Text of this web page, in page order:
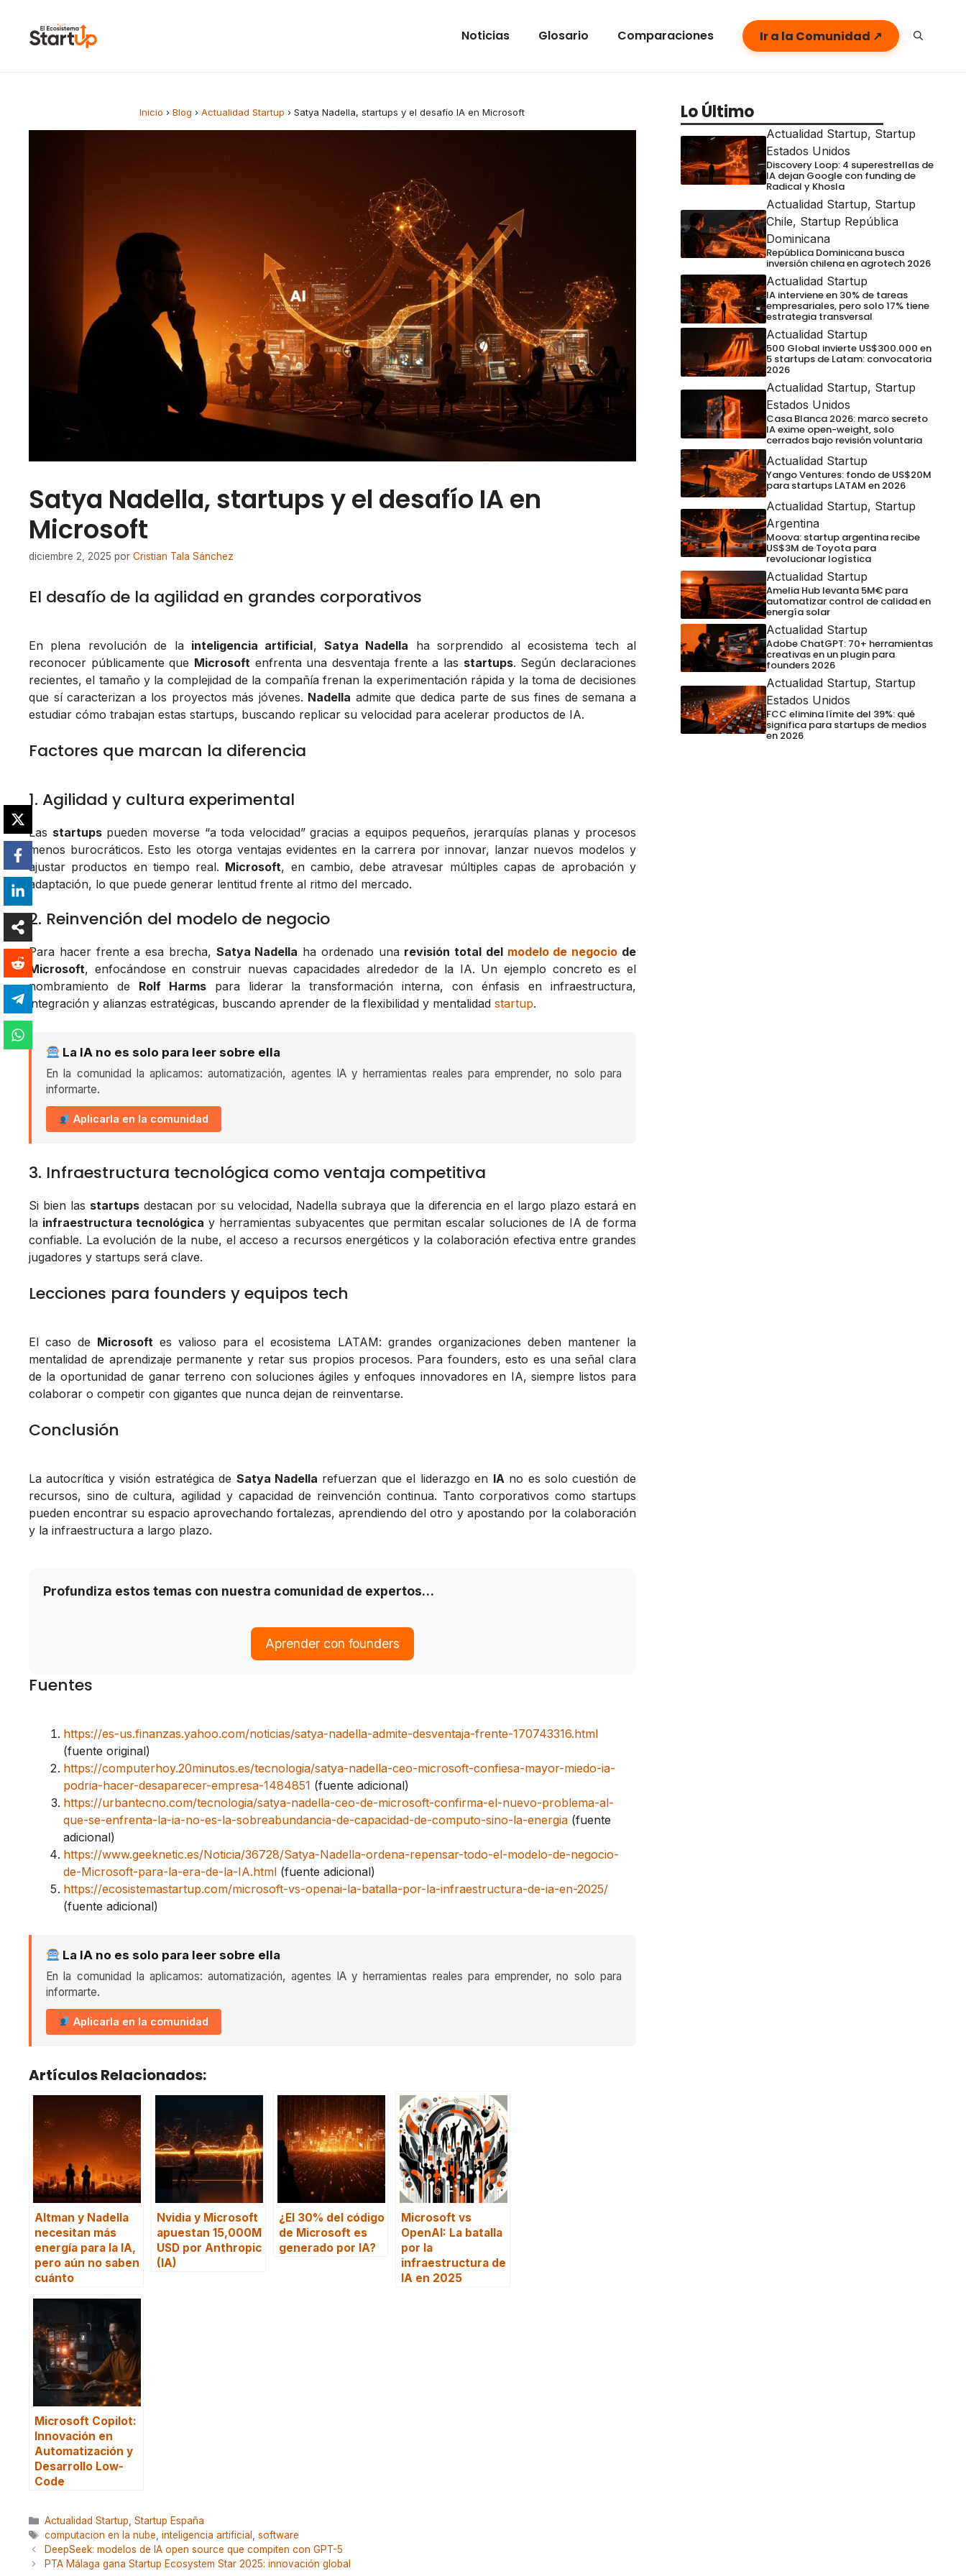
Noticias Glosario Comparaciones Ir a la Comunidad ↗
Inicio › Blog › Actualidad Startup › Satya Nadella, startups y el desafío IA en Microsoft
Satya Nadella, startups y el desafío IA en
Microsoft
diciembre 2, 2025 por Cristian Tala Sánchez
El desafío de la agilidad en grandes corporativos
En plena revolución de la inteligencia artificial, Satya Nadella ha sorprendido al ecosistema tech al
reconocer públicamente que Microsoftenfrenta una desventaja frente a las startups. Según declaraciones
recientes, el tamaño y la complejidad de la compañía frenan la experimentación rápida y la toma de decisiones
que sí caracterizan a los proyectos más jóvenes. Nadella admite que dedica parte de sus fines de semana a
estudiar cómo trabajan estas startups, buscando replicar su velocidad para acelerar productos de IA.
Factores que marcan la diferencia
1. Agilidad y cultura experimental
Las startupspueden moverse “a toda velocidad” gracias a equipos pequeños, jerarquías planas y procesos
menos burocráticos. Esto les otorga ventajas evidentes en la carrera por innovar, lanzar nuevos modelos y
ajustar productos en tiempo real. Microsoft, en cambio, debe atravesar múltiples capas de aprobación y
adaptación, lo que puede generar lentitud frente al ritmo del mercado.
2. Reinvención del modelo de negocio
Para hacer frente a esa brecha, Satya Nadella ha ordenado una revisión total del modelo de negocio de
Microsoft, enfocándose en construir nuevas capacidades alrededor de la IA. Un ejemplo concreto es el
nombramiento de Rolf Harmspara liderar la transformación interna, con énfasis en infraestructura,
integración y alianzas estratégicas, buscando aprender de la flexibilidad y mentalidad startup.
La IA no es solo para leer sobre ella
En la comunidad la aplicamos: automatización, agentes IA y herramientas reales para emprender, no solo para
informarte.
Aplicarla en la comunidad
3. Infraestructura tecnológica como ventaja competitiva
Si bien las startupsdestacan por su velocidad, Nadella subraya que la diferencia en el largo plazo estará en
la infraestructura tecnológica y herramientas subyacentes que permitan escalar soluciones de IA de forma
confiable. La evolución de la nube, el acceso a recursos energéticos y la colaboración efectiva entre grandes
jugadores y startups será clave.
Lecciones para founders y equipos tech
El caso de Microsoft es valioso para el ecosistema LATAM: grandes organizaciones deben mantener la
mentalidad de aprendizaje permanente y retar sus propios procesos. Para founders, esto es una señal clara
de la oportunidad de ganar terreno con soluciones ágiles y enfoques innovadores en IA, siempre listos para
colaborar o competir con gigantes que nunca dejan de reinventarse.
Conclusión
La autocrítica y visión estratégica de Satya Nadella refuerzan que el liderazgo en IAno es solo cuestión de
recursos, sino de cultura, agilidad y capacidad de reinvención continua. Tanto corporativos como startups
pueden encontrar su espacio aprovechando fortalezas, aprendiendo del otro y apostando por la colaboración
y la infraestructura a largo plazo.
Profundiza estos temas con nuestra comunidad de expertos…
Aprender con founders
Fuentes
https://es-us.finanzas.yahoo.com/noticias/satya-nadella-admite-desventaja-frente-170743316.html
(fuente original)
https://computerhoy.20minutos.es/tecnologia/satya-nadella-ceo-microsoft-confiesa-mayor-miedo-ia-
podria-hacer-desaparecer-empresa-1484851 (fuente adicional)
https://urbantecno.com/tecnologia/satya-nadella-ceo-de-microsoft-confirma-el-nuevo-problema-al-
que-se-enfrenta-la-ia-no-es-la-sobreabundancia-de-capacidad-de-computo-sino-la-energia (fuente
adicional)
https://www.geeknetic.es/Noticia/36728/Satya-Nadella-ordena-repensar-todo-el-modelo-de-negocio-
de-Microsoft-para-la-era-de-la-IA.html (fuente adicional)
https://ecosistemastartup.com/microsoft-vs-openai-la-batalla-por-la-infraestructura-de-ia-en-2025/
(fuente adicional)
La IA no es solo para leer sobre ella
En la comunidad la aplicamos: automatización, agentes IA y herramientas reales para emprender, no solo para
informarte.
Aplicarla en la comunidad
Artículos Relacionados:
Altman y Nadella
necesitan más
energía para la IA,
pero aún no saben
cuánto
Nvidia y Microsoft
apuestan 15,000M
USD por Anthropic
(IA)
¿El 30% del código
de Microsoft es
generado por IA?
Microsoft vs
OpenAI: La batalla
por la
infraestructura de
IA en 2025
Microsoft Copilot:
Innovación en
Automatización y
Desarrollo Low-
Code
Categorías
Actualidad Startup Startup España
Etiquetas
computacion en la nube inteligencia artificial
software
DeepSeek: modelos de IA open source que compiten con GPT-5
PTA Málaga gana Startup Ecosystem Star 2025: innovación global
Lo Último
Actualidad Startup, Startup
Estados Unidos
Discovery Loop: 4 superestrellas de
IA dejan Google con funding de
Radical y Khosla
Actualidad Startup, Startup
Chile, Startup República
Dominicana
República Dominicana busca
inversión chilena en agrotech 2026
Actualidad Startup
IA interviene en 30% de tareas
empresariales, pero solo 17% tiene
estrategia transversal
Actualidad Startup
500 Global invierte US$300.000 en
5 startups de Latam: convocatoria
2026
Actualidad Startup, Startup
Estados Unidos
Casa Blanca 2026: marco secreto
IA exime open-weight, solo
cerrados bajo revisión voluntaria
Actualidad Startup
Yango Ventures: fondo de US$20M
para startups LATAM en 2026
Actualidad Startup, Startup
Argentina
Moova: startup argentina recibe
US$3M de Toyota para
revolucionar logística
Actualidad Startup
Amelia Hub levanta 5M€ para
automatizar control de calidad en
energía solar
Actualidad Startup
Adobe ChatGPT: 70+ herramientas
creativas en un plugin para
founders 2026
Actualidad Startup, Startup
Estados Unidos
FCC elimina límite del 39%: qué
significa para startups de medios
en 2026